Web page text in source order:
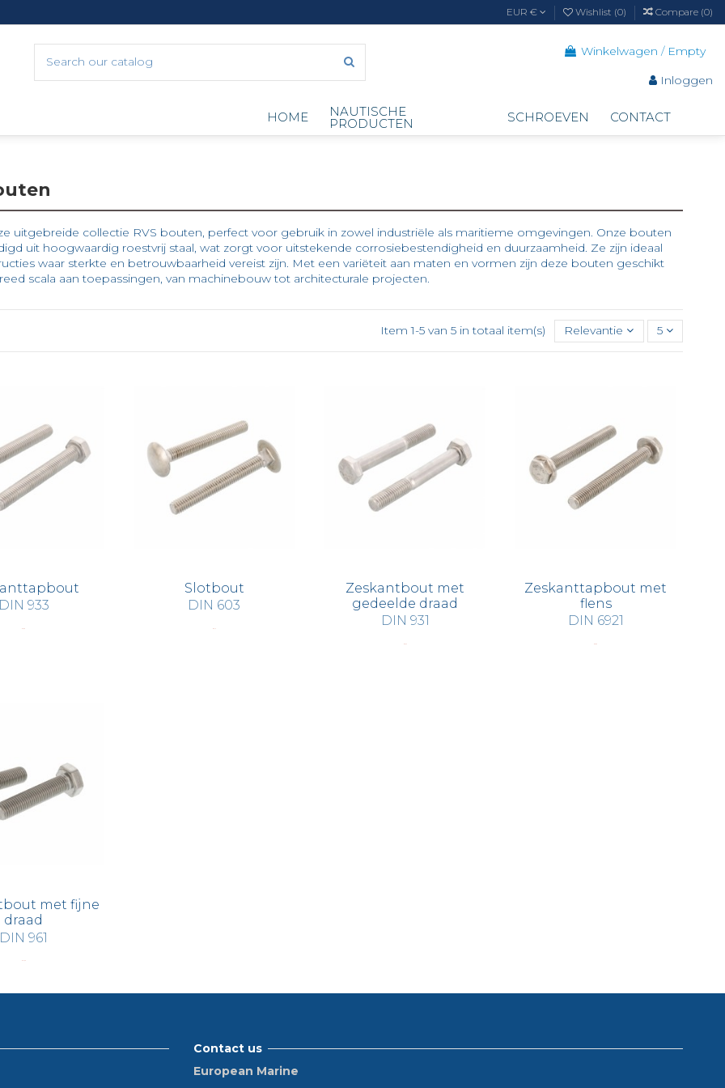
EUR € Wishlist (0) Compare (0)
Winkelwagen / Empty
Inloggen
HOME NAUTISCHE
PRODUCTEN SCHROEVEN CONTACT
uitgebreide collectie RVS bouten, perfect voor gebruik in zowel industriële als maritieme omgevingen. Onze bouten
uit hoogwaardig roestvrij staal, wat zorgt voor uitstekende corrosiebestendigheid en duurzaamheid. Ze zijn ideaal
waar sterkte en betrouwbaarheid vereist zijn. Met een variëteit aan maten en vormen zijn deze bouten geschikt
scala aan toepassingen, van machinebouw tot architecturale projecten.
Item 1-5 van 5 in totaal item(s) Relevantie 5
933
Slotbout
DIN 603
Zeskantbout met
gedeelde draad
DIN 931
Zeskanttapbout met
flens
DIN 6921
met fijne
draad
DIN 961
Contact us
European Marine